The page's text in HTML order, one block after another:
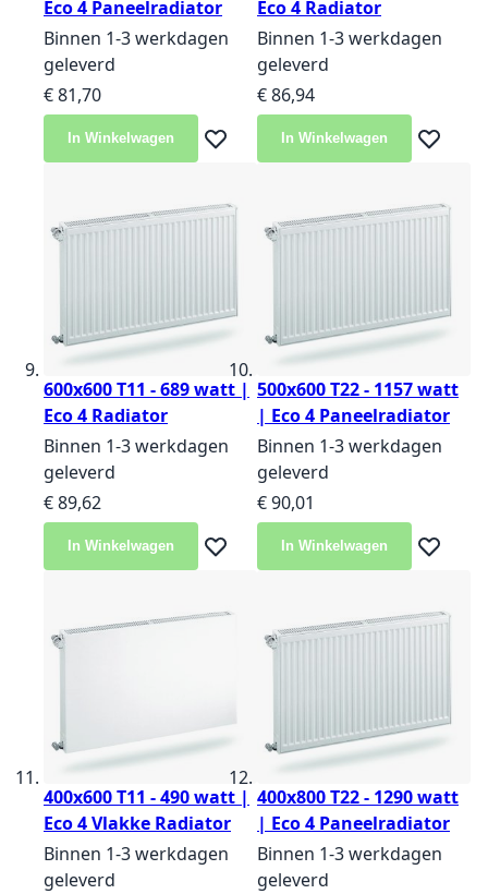
Eco 4 Paneelradiator
Binnen 1-3 werkdagen
geleverd
€ 81,70
In Winkelwagen Voeg toe aan verlanglijst
Eco 4 Radiator
Binnen 1-3 werkdagen
geleverd
€ 86,94
In Winkelwagen Voeg
600x600 T11 - 689 watt |
Eco 4 Radiator
Binnen 1-3 werkdagen
geleverd
€ 89,62
In Winkelwagen Voeg toe aan verlanglijst
500x600 T22 - 1157 watt
| Eco 4 Paneelradiator
Binnen 1-3 werkdagen
geleverd
€ 90,01
In Winkelwagen Voeg
400x600 T11 - 490 watt |
Eco 4 Vlakke Radiator
Binnen 1-3 werkdagen
geleverd
400x800 T22 - 1290 watt
| Eco 4 Paneelradiator
Binnen 1-3 werkdagen
geleverd